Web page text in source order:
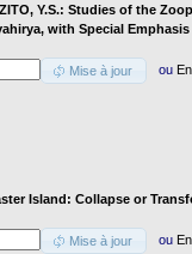
Y.S.: Studies of the
with Special
Mise à jour ou
Island: Collapse or
Mise à jour ou